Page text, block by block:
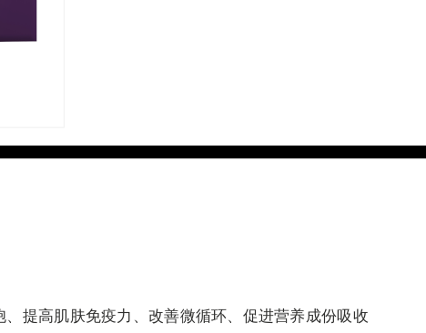
提高肌肤免疫力、改善微循环、促进营养成份吸收